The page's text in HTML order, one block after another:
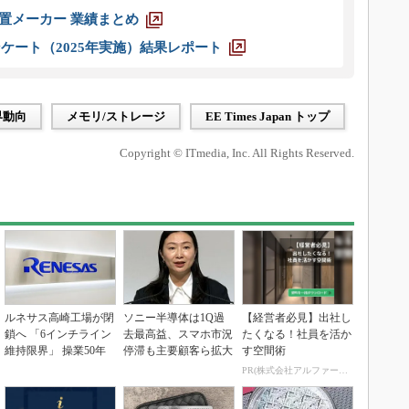
メーカー 業績まとめ
ート（2025年実施）結果レポート
向 メモリ/ストレージ EE Times Japan トップ
Copyright © ITmedia, Inc. All Rights Reserved.
ルネサス高崎工場が閉
鎖へ 「6インチライン
維持限界」 操業50年
ソニー半導体は1Q過
去最高益、スマホ市況
停滞も主要顧客ら拡大
【経営者必見】出社し
たくなる！社員を活か
す空間術
PR(株式会社アルファーテクノ)